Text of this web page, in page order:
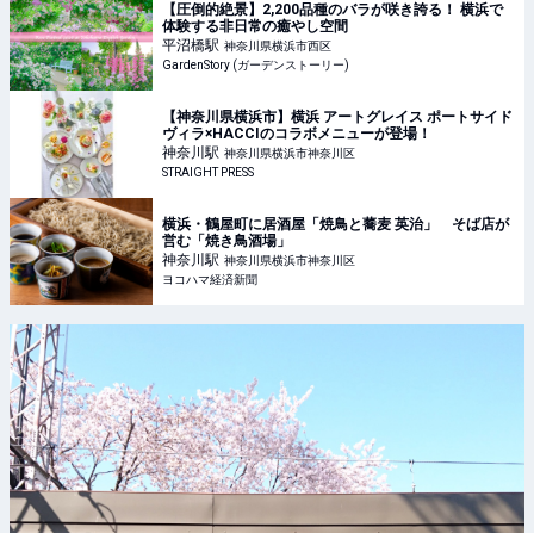
【圧倒的絶景】2,200品種のバラが咲き誇る！ 横浜で
体験する非日常の癒やし空間
平沼橋駅 神奈川県横浜市西区
GardenStory (ガーデンストーリー)
【神奈川県横浜市】横浜 アートグレイス ポートサイド
ヴィラ×HACCIのコラボメニューが登場！
神奈川駅 神奈川県横浜市神奈川区
STRAIGHT PRESS
横浜・鶴屋町に居酒屋「焼鳥と蕎麦 英治」 そば店が
営む「焼き鳥酒場」
神奈川駅 神奈川県横浜市神奈川区
ヨコハマ経済新聞